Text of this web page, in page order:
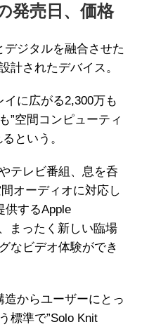
発売日、価格
デジタルを融合させた
計されたデバイス。
に広がる2,300万も
”空間コンピューティ
という。
テレビ番組、息を呑
オーディオに対応し
供するApple
まったく新しい臨場
なビデオ体験ができ
からユーザーにとっ
標準で”Solo Knit